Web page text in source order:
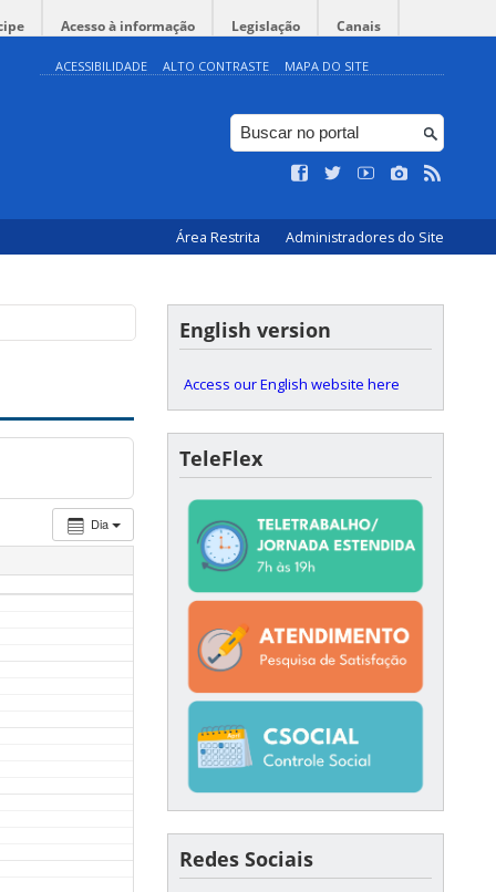
Acesso à informação Legislação Canais
ACESSIBILIDADE ALTO CONTRASTE MAPA DO SITE
Área Restrita Administradores do Site
Dia
English version
Access our English website here
TeleFlex
Redes Sociais